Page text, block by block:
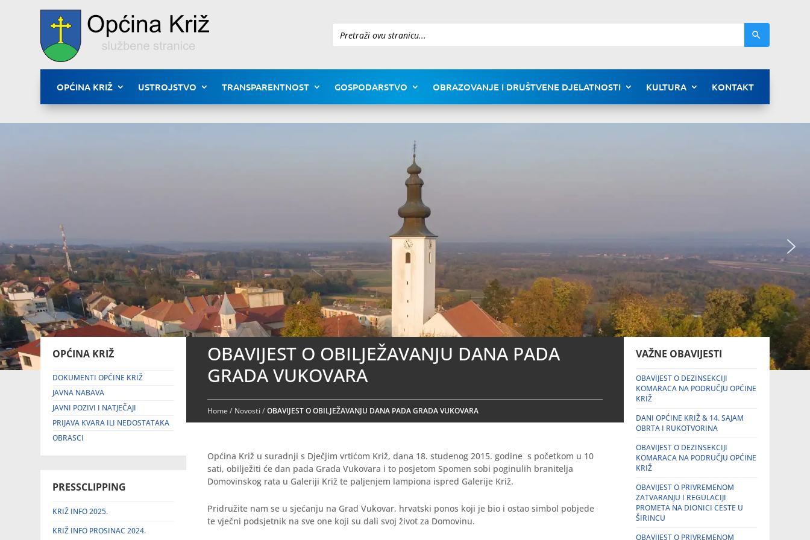
Pretraži
OPĆINA KRIŽ USTROJSTVO TRANSPARENTNOST GOSPODARSTVO OBRAZOVANJE I DRUŠTVENE DJELATNOSTI KULTURA KONTAKT
OPĆINA KRIŽ
DOKUMENTI OPĆINE KRIŽ
JAVNA NABAVA
JAVNI POZIVI I NATJEČAJI
PRIJAVA KVARA ILI NEDOSTATAKA
OBRASCI
PRESSCLIPPING
KRIŽ INFO 2025.
KRIŽ INFO PROSINAC 2024.
OBAVIJEST O OBILJEŽAVANJU DANA PADA
GRADA VUKOVARA
Home/ Novosti/OBAVIJEST O OBILJEŽAVANJU DANA PADA GRADA VUKOVARA
Općina Križ u suradnji s Dječjim vrtićom Križ, dana 18. studenog 2015. godine s početkom u 10
sati, obilježiti će dan pada Grada Vukovara i to posjetom Spomen sobi poginulih branitelja
Domovinskog rata u Galeriji Križ te paljenjem lampiona ispred Galerije Križ.
Pridružite nam se u sjećanju na Grad Vukovar, hrvatski ponos koji je bio i ostao simbol pobjede
te vječni podsjetnik na sve one koji su dali svoj život za Domovinu.
VAŽNE OBAVIJESTI
OBAVIJEST O DEZINSEKCIJI
KOMARACA NA PODRUČJU OPĆINE
KRIŽ
DANI OPĆINE KRIŽ & 14. SAJAM
OBRTA I RUKOTVORINA
OBAVIJEST O DEZINSEKCIJI
KOMARACA NA PODRUČJU OPĆINE
KRIŽ
OBAVIJEST O PRIVREMENOM
ZATVARANJU I REGULACIJI
PROMETA NA DIONICI CESTE U
ŠIRINCU
OBAVIJEST O PRIVREMENOM